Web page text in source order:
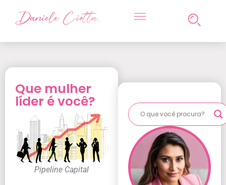
Que mulher
líder é você?
Pipeline Capital